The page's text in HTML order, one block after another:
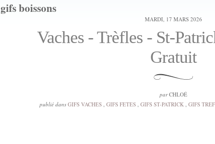
gifs boissons
MARDI, 17 MARS 2026
Vaches - Trèfles - St-
Gratuit
parCHLOÉ
publié dans GIFS VACHES, GIFS FETES, GIFS ST-PATRICK, GIFS